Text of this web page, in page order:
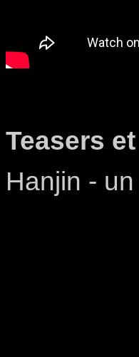
Teasers
Hanjin -